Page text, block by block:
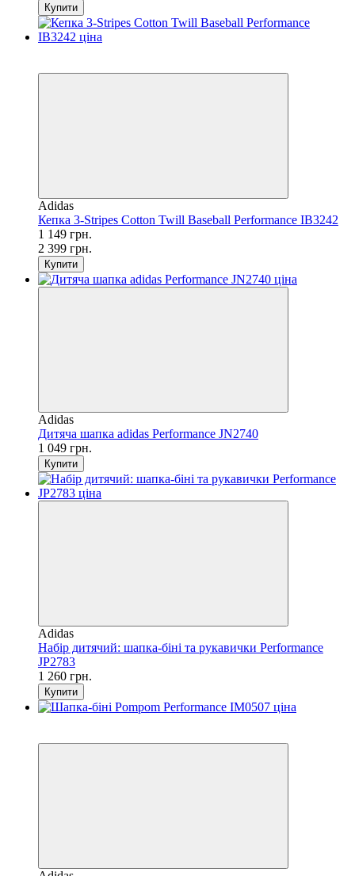
Купити
Adidas
Кепка 3-Stripes Cotton Twill Baseball Performance IB3242
1 149 грн.
2 399 грн.
Купити
Adidas
Дитяча шапка adidas Performance JN2740
1 049 грн.
Купити
Adidas
Набір дитячий: шапка-біні та рукавички Performance
JP2783
1 260 грн.
Купити